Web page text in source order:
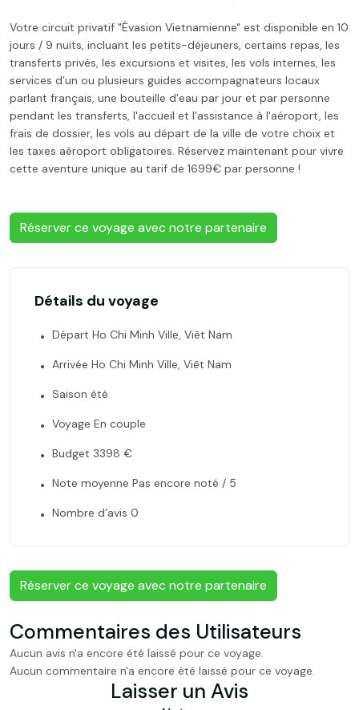
Votre circuit privatif "Évasion Vietnamienne" est disponible en 10
jours / 9 nuits, incluant les petits-déjeuners, certains repas, les
transferts privés, les excursions et visites, les vols internes, les
services d’un ou plusieurs guides accompagnateurs locaux
parlant français, une bouteille d’eau par jour et par personne
pendant les transferts, l'accueil et l'assistance à l'aéroport, les
frais de dossier, les vols au départ de la ville de votre choix et
les taxes aéroport obligatoires. Réservez maintenant pour vivre
cette aventure unique au tarif de 1699€ par personne !
Réserver ce voyage avec notre partenaire
Détails du voyage
Départ Ho Chi Minh Ville, Viêt Nam
Arrivée Ho Chi Minh Ville, Viêt Nam
Saison été
Voyage En couple
Budget 3398 €
Note moyenne Pas encore noté / 5
Nombre d'avis 0
Réserver ce voyage avec notre partenaire
Commentaires des Utilisateurs
Aucun avis n'a encore été laissé pour ce voyage.
Aucun commentaire n'a encore été laissé pour ce voyage.
Laisser un Avis